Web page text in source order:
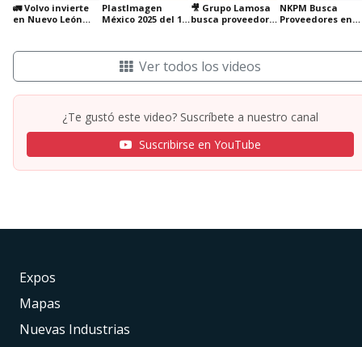
🚛 Volvo invierte
en Nuevo León
automotriz 🇲🇽
PlastImagen
México 2025 del 11
🎥 Grupo Lamosa
busca proveedores
cadena de
suministro.
NKPM Busca
Proveedores en
Ver todos los videos
¿Te gustó este video? Suscríbete a nuestro canal
Suscribirse en YouTube
Expos
Mapas
Nuevas Industrias